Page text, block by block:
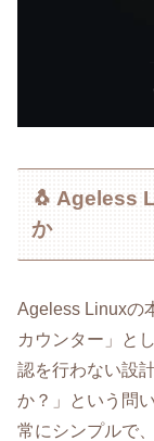
🐧 Ageless
か
Ageless Linuxの
カウンター」と
認を行わない設
か？」という問
常にシンプルで